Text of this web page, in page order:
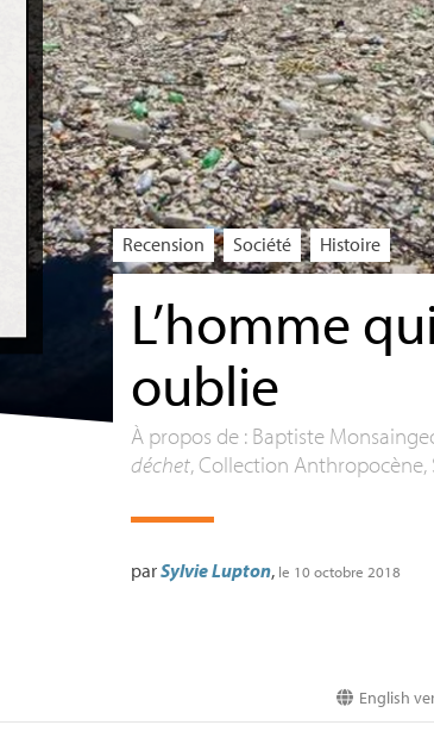
Recension Société Histoire
L’homme
oublie
À propos de : Baptiste
déchet, Collection Anthropocène,
parSylvie Lupton, le 10 octobre 2018
English